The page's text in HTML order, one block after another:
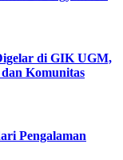
di GIK UGM,
Komunitas
Pengalaman